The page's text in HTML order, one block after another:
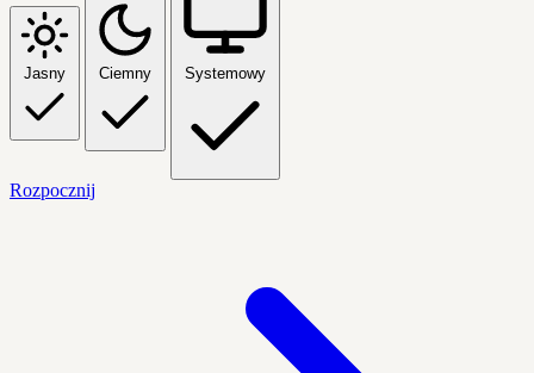
Jasny Ciemny Systemowy
Rozpocznij